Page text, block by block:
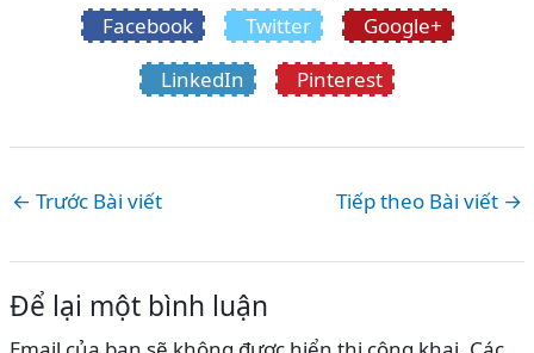
Facebook
Twitter
Google+
LinkedIn
Pinterest
← Trước Bài viết Tiếp theo Bài viết →
Để lại một bình luận